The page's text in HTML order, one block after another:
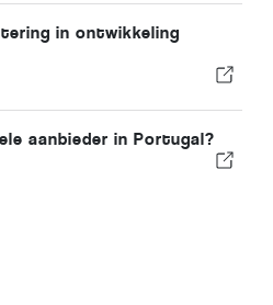
in ontwikkeling
aanbieder in Portugal?